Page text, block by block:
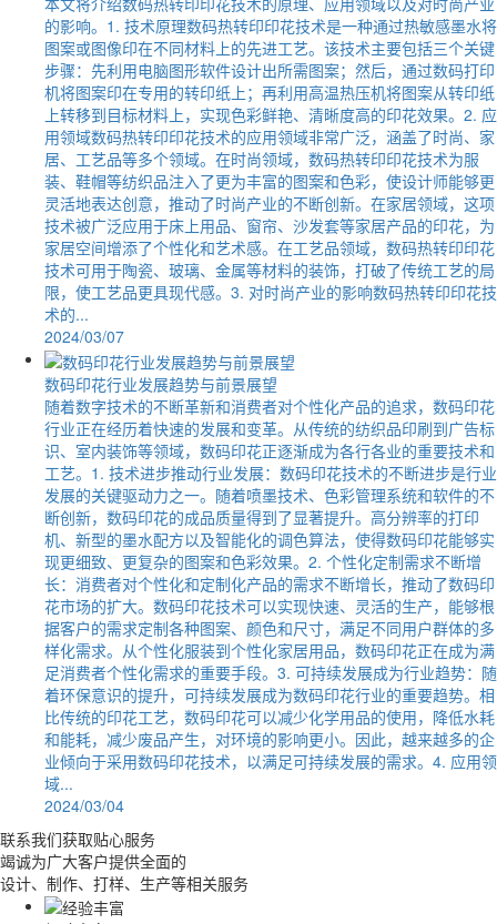
的影响。1. 技术原理数码热转印印花技术是一种通过热敏感墨水将
图案或图像印在不同材料上的先进工艺。该技术主要包括三个关键
步骤：先利用电脑图形软件设计出所需图案；然后，通过数码打印
机将图案印在专用的转印纸上；再利用高温热压机将图案从转印纸
上转移到目标材料上，实现色彩鲜艳、清晰度高的印花效果。2. 应
用领域数码热转印印花技术的应用领域非常广泛，涵盖了时尚、家
居、工艺品等多个领域。在时尚领域，数码热转印印花技术为服
装、鞋帽等纺织品注入了更为丰富的图案和色彩，使设计师能够更
灵活地表达创意，推动了时尚产业的不断创新。在家居领域，这项
技术被广泛应用于床上用品、窗帘、沙发套等家居产品的印花，为
家居空间增添了个性化和艺术感。在工艺品领域，数码热转印印花
技术可用于陶瓷、玻璃、金属等材料的装饰，打破了传统工艺的局
限，使工艺品更具现代感。3. 对时尚产业的影响数码热转印印花技
术的...
2024/03/07
数码印花行业发展趋势与前景展望
随着数字技术的不断革新和消费者对个性化产品的追求，数码印花
行业正在经历着快速的发展和变革。从传统的纺织品印刷到广告标
识、室内装饰等领域，数码印花正逐渐成为各行各业的重要技术和
工艺。1. 技术进步推动行业发展：数码印花技术的不断进步是行业
发展的关键驱动力之一。随着喷墨技术、色彩管理系统和软件的不
断创新，数码印花的成品质量得到了显著提升。高分辨率的打印
机、新型的墨水配方以及智能化的调色算法，使得数码印花能够实
现更细致、更复杂的图案和色彩效果。2. 个性化定制需求不断增
长：消费者对个性化和定制化产品的需求不断增长，推动了数码印
花市场的扩大。数码印花技术可以实现快速、灵活的生产，能够根
据客户的需求定制各种图案、颜色和尺寸，满足不同用户群体的多
样化需求。从个性化服装到个性化家居用品，数码印花正在成为满
足消费者个性化需求的重要手段。3. 可持续发展成为行业趋势：随
着环保意识的提升，可持续发展成为数码印花行业的重要趋势。相
比传统的印花工艺，数码印花可以减少化学用品的使用，降低水耗
和能耗，减少废品产生，对环境的影响更小。因此，越来越多的企
业倾向于采用数码印花技术，以满足可持续发展的需求。4. 应用领
域...
2024/03/04
联系我们获取贴心服务
竭诚为广大客户提供全面的
设计、制作、打样、生产等相关服务